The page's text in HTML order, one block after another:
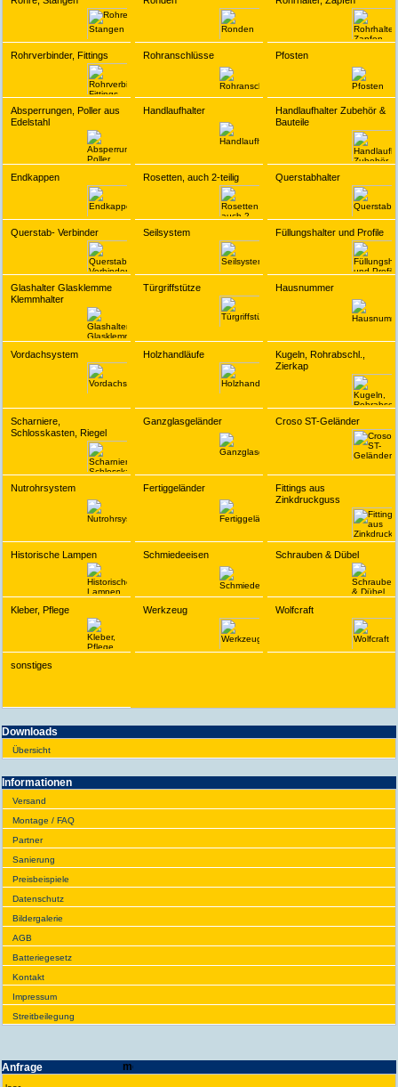
Rohrverbinder, Fittings Rohranschlüsse Pfosten
Absperrungen, Poller aus
Edelstahl
Handlaufhalter
Handlaufhalter Zubehör &
Bauteile
Endkappen Rosetten, auch 2-teilig Querstabhalter
Querstab- Verbinder Seilsystem Füllungshalter und Profile
Glashalter Glasklemme
Klemmhalter
Türgriffstütze Hausnummer
Vordachsystem Holzhandläufe
Kugeln, Rohrabschl.,
Zierkap
Scharniere,
Schlosskasten, Riegel
Ganzglasgeländer Croso ST-Geländer
Nutrohrsystem Fertiggeländer
Fittings aus
Zinkdruckguss
Historische Lampen Schmiedeeisen Schrauben & Dübel
Kleber, Pflege Werkzeug Wolfcraft
sonstiges
Downloads
Übersicht
Infor­ma­tionen
Versand
Montage / FAQ
Partner
Sanie­rung
Preis­beispiele
Daten­schutz
Bilder­galerie
AGB
Batte­rie­gesetz
Kontakt
Impres­sum
Streit­bei­legung
Anfrage